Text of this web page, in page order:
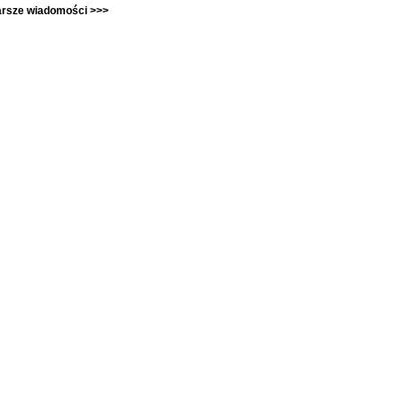
wiadomości >>>